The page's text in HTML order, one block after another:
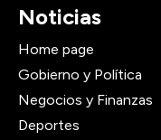
Noticias
Home page
Gobierno y Política
Negocios y Finanzas
Deportes